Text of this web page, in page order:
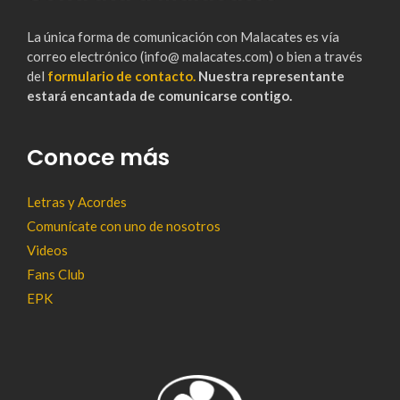
La única forma de comunicación con Malacates es vía
correo electrónico (info@ malacates.com) o bien a través
del formulario de contacto. Nuestra representante
estará encantada de comunicarse contigo.
Conoce más
Letras y Acordes
Comunícate con uno de nosotros
Videos
Fans Club
EPK